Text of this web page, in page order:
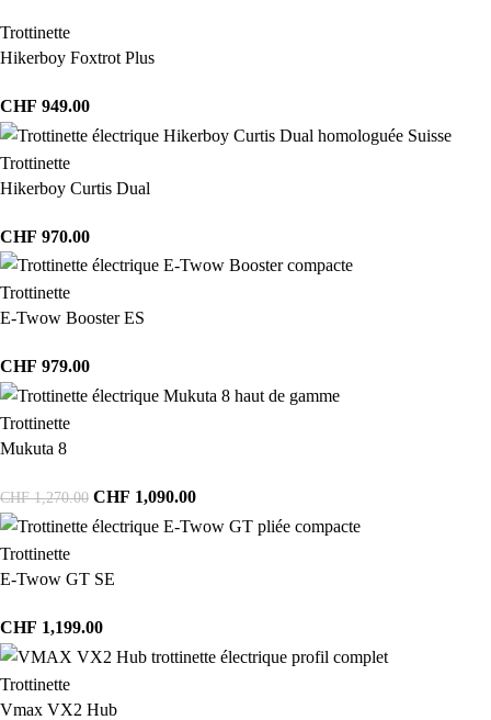
Trottinette
Hikerboy Foxtrot Plus
CHF 949.00
Trottinette
Hikerboy Curtis Dual
CHF 970.00
Trottinette
E-Twow Booster ES
CHF 979.00
Trottinette
Mukuta 8
CHF1,270.00 CHF 1,090.00
Trottinette
E-Twow GT SE
CHF 1,199.00
Trottinette
Vmax VX2 Hub